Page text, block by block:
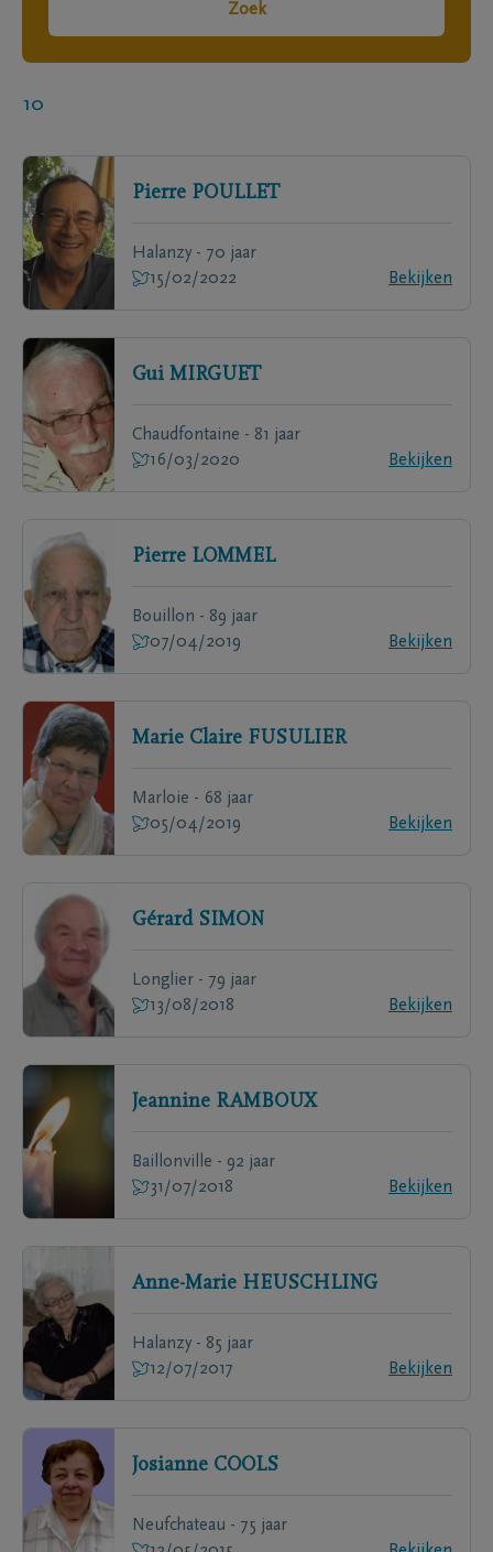
Zoek
10
Pierre POULLET
Halanzy - 70 jaar
15/02/2022
Bekijken
Gui MIRGUET
Chaudfontaine - 81 jaar
16/03/2020
Bekijken
Pierre LOMMEL
Bouillon - 89 jaar
07/04/2019
Bekijken
Marie Claire FUSULIER
Marloie - 68 jaar
05/04/2019
Bekijken
Gérard SIMON
Longlier - 79 jaar
13/08/2018
Bekijken
Jeannine RAMBOUX
Baillonville - 92 jaar
31/07/2018
Bekijken
Anne-Marie HEUSCHLING
Halanzy - 85 jaar
12/07/2017
Bekijken
Josianne COOLS
Neufchateau - 75 jaar